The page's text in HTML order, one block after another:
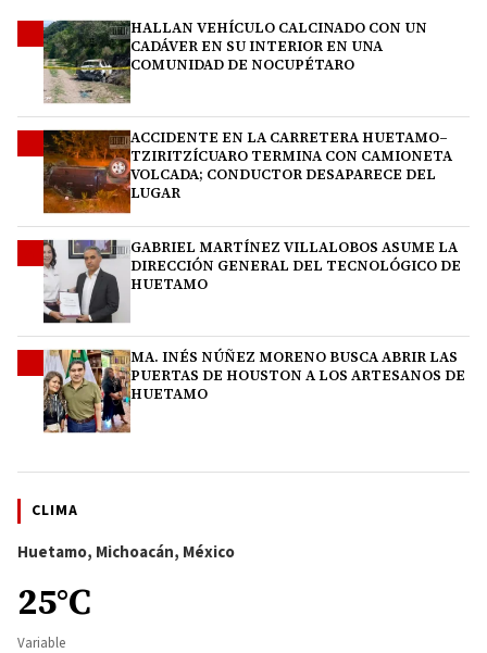
HALLAN VEHÍCULO CALCINADO CON UN
CADÁVER EN SU INTERIOR EN UNA
COMUNIDAD DE NOCUPÉTARO
ACCIDENTE EN LA CARRETERA HUETAMO–
TZIRITZÍCUARO TERMINA CON CAMIONETA
VOLCADA; CONDUCTOR DESAPARECE DEL
LUGAR
GABRIEL MARTÍNEZ VILLALOBOS ASUME LA
DIRECCIÓN GENERAL DEL TECNOLÓGICO DE
HUETAMO
MA. INÉS NÚÑEZ MORENO BUSCA ABRIR LAS
PUERTAS DE HOUSTON A LOS ARTESANOS DE
HUETAMO
CLIMA
Huetamo, Michoacán, México
25°C
Variable